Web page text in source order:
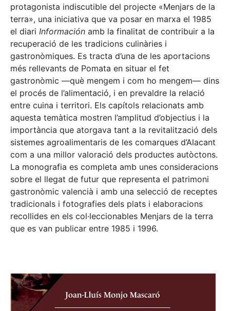
protagonista indiscutible del projecte «Menjars de la
terra», una iniciativa que va posar en marxa el 1985
el diari Información amb la finalitat de contribuir a la
recuperació de les tradicions culinàries i
gastronòmiques. Es tracta d’una de les aportacions
més rellevants de Pomata en situar el fet
gastronòmic —què mengem i com ho mengem— dins
el procés de l’alimentació, i en prevaldre la relació
entre cuina i territori. Els capítols relacionats amb
aquesta temàtica mostren l’amplitud d’objectius i la
importància que atorgava tant a la revitalització dels
sistemes agroalimentaris de les comarques d’Alacant
com a una millor valoració dels productes autòctons.
La monografia es completa amb unes consideracions
sobre el llegat de futur que representa el patrimoni
gastronòmic valencià i amb una selecció de receptes
tradicionals i fotografies dels plats i elaboracions
recollides en els col·leccionables Menjars de la terra
que es van publicar entre 1985 i 1996.